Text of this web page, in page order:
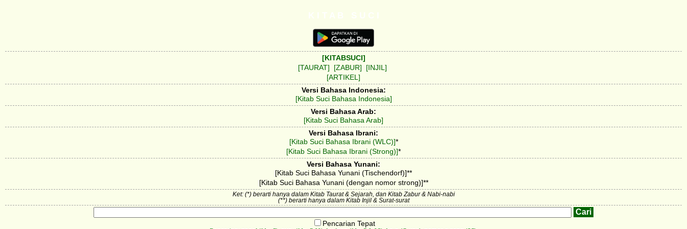
[KITABSUCI]
[TAURAT]
[ZABUR]
[INJIL]
[ARTIKEL]
Versi Bahasa Indonesia:
[Kitab Suci Bahasa Indonesia]
Versi Bahasa Arab:
[Kitab Suci Bahasa Arab]
Versi Bahasa Ibrani:
[Kitab Suci Bahasa Ibrani (WLC)]*
[Kitab Suci Bahasa Ibrani (Strong)]*
Versi Bahasa Yunani:
[Kitab Suci Bahasa Yunani (Tischendorf)]**
[Kitab Suci Bahasa Yunani (dengan nomor strong)]**
Ket: (*) berarti hanya dalam Kitab Taurat & Sejarah, dan Kitab Zabur & Nabi-nabi
(**) berarti hanya dalam Kitab Injil & Surat-surat
Pencarian Tepat